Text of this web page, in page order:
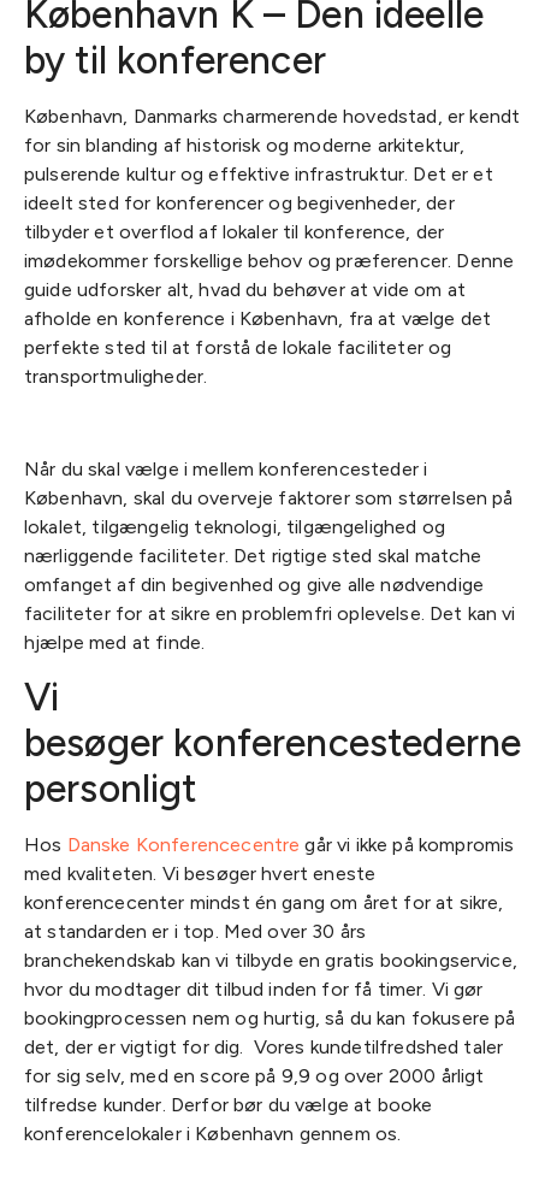
København K – Den ideelle
by til konferencer
København, Danmarks charmerende hovedstad, er kendt
for sin blanding af historisk og moderne arkitektur,
pulserende kultur og effektive infrastruktur. Det er et
ideelt sted for konferencer og begivenheder, der
tilbyder et overflod af lokaler til konference, der
imødekommer forskellige behov og præferencer. Denne
guide udforsker alt, hvad du behøver at vide om at
afholde en konference i København, fra at vælge det
perfekte sted til at forstå de lokale faciliteter og
transportmuligheder.
Når du skal vælge i mellem konferencesteder i
København, skal du overveje faktorer som størrelsen på
lokalet, tilgængelig teknologi, tilgængelighed og
nærliggende faciliteter. Det rigtige sted skal matche
omfanget af din begivenhed og give alle nødvendige
faciliteter for at sikre en problemfri oplevelse. Det kan vi
hjælpe med at finde.
Vi
besøger konferencestederne
personligt
Hos Danske Konferencecentre går vi ikke på kompromis
med kvaliteten. Vi besøger hvert eneste
konferencecenter mindst én gang om året for at sikre,
at standarden er i top. Med over 30 års
branchekendskab kan vi tilbyde en gratis bookingservice,
hvor du modtager dit tilbud inden for få timer. Vi gør
bookingprocessen nem og hurtig, så du kan fokusere på
det, der er vigtigt for dig. Vores kundetilfredshed taler
for sig selv, med en score på 9,9 og over 2000 årligt
tilfredse kunder. Derfor bør du vælge at booke
konferencelokaler i København gennem os.